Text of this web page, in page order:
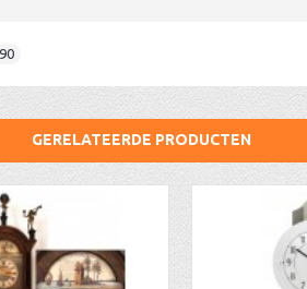
GERELATEERDE PRODUCTEN